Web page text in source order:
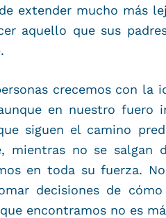
extender mucho más
aquello que sus
crecemos con
en nuestro fuero
siguen el camino
mientras no se
en toda su fuerza.
decisiones de
encontramos no es